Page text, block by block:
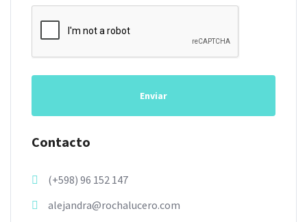
Enviar
Contacto
(+598) 96 152 147
alejandra@rochalucero.com